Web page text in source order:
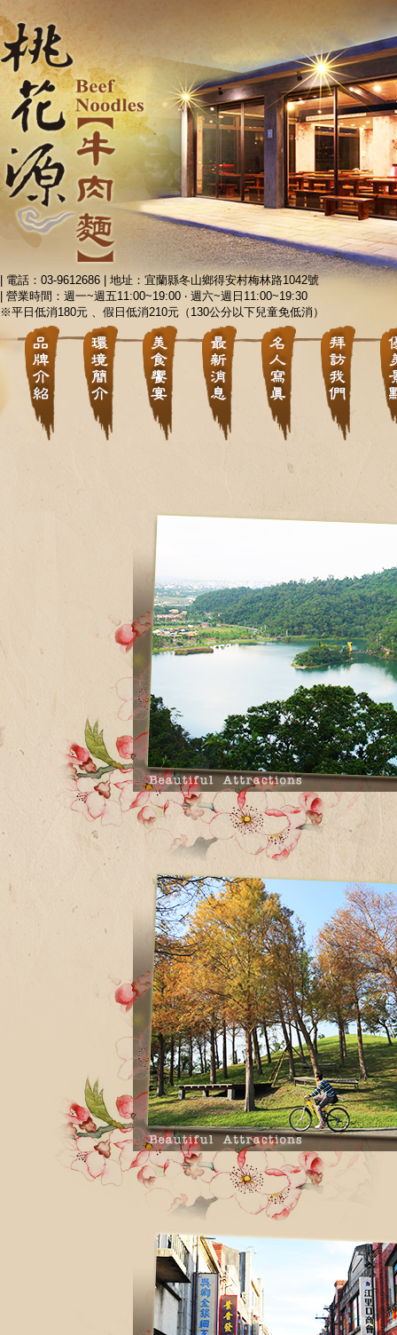
| 電話：03-9612686 | 地址：宜蘭縣冬山鄉得安村梅林路1042號
| 營業時間：週一~週五11:00~19:00 ‧ 週六~週日11:00~19:30
※平日低消180元 、假日低消210元（130公分以下兒童免低消）